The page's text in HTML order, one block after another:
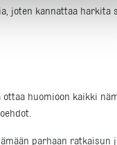
joten kannattaa
huomioon kaikki
parhaan